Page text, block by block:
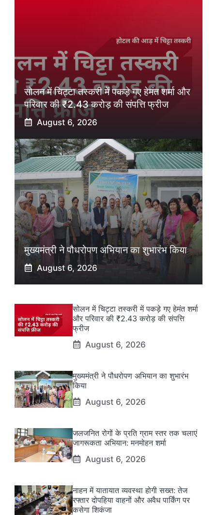
सोलन में चिट्टा तस्करी में पकड़े गए हेमंत शर्मा और
परिवार की ₹2.43 करोड़ की संपत्ति फ्रीज
August 6, 2026
मुख्यमंत्री ने पौधरोपण अभियान का शुभारंभ किया
August 6, 2026
सोलन में चिट्टा तस्करी में पकड़े गए हेमंत शर्मा
और परिवार की ₹2.43 करोड़ की संपत्ति
फ्रीज
August 6, 2026
मुख्यमंत्री ने पौधरोपण अभियान का शुभारंभ
किया
August 6, 2026
जलजनित रोगों के प्रति ग्राम स्तर तक चलाएं
जागरूकता अभियान: मनमोहन शर्मा
August 6, 2026
नाहन में यातायात व्यवस्था होगी सख्त: तेज
रफ्तार दोपहिया वाहनों और अवैध पार्किंग पर
कसेगा शिकंजा